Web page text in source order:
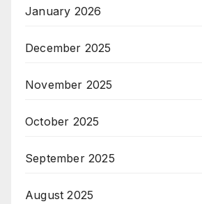
January 2026
December 2025
November 2025
October 2025
September 2025
August 2025